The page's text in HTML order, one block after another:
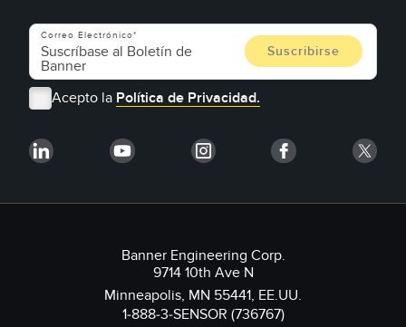
Correo Electrónico
Acepto la Política de Privacidad.
Banner Engineering Corp.
9714 10th Ave N
Minneapolis, MN 55441, EE.UU.
1-888-3-SENSOR (736767)